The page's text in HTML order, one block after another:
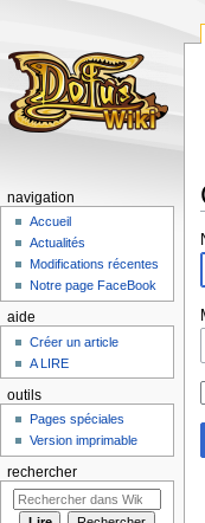
navigation
Accueil
Actualités
Modifications récentes
Notre page FaceBook
aide
Créer un article
A LIRE
outils
Pages spéciales
Version imprimable
rechercher